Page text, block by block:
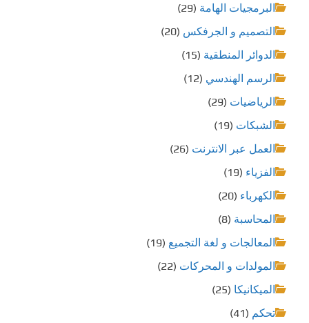
م
ق
ت
البرمجيات الهامة (29)
التصميم و الجرفكس (20)
الدوائر المنطقية (15)
الرسم الهندسي (12)
الرياضيات (29)
الشبكات (19)
العمل عبر الانترنت (26)
الفزياء (19)
الكهرباء (20)
المحاسبة (8)
المعالجات و لغة التجميع (19)
المولدات و المحركات (22)
الميكانيكا (25)
تحكم (41)